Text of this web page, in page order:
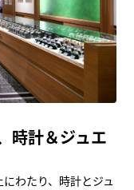
時計＆ジュエ
わたり、時計とジュ